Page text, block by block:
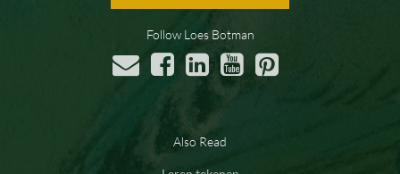
Follow Loes Botman
Also Read